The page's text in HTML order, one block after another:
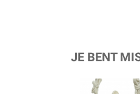
JE BENT